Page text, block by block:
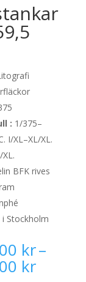
: 1/375–
I/XL–XL/XL.
XL.
BFK rives
Stockholm
kr–
kr